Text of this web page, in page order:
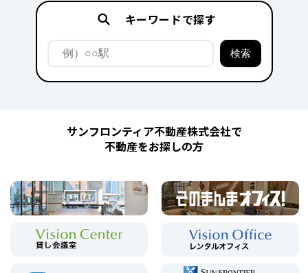
キーワードで探す
サンフロンティア不動産株式会社で
不動産をお探しの方